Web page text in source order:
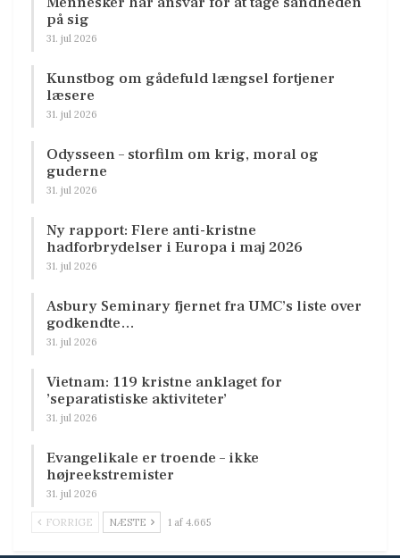
på sig
31. jul 2026
Kunstbog om gådefuld længsel fortjener
læsere
31. jul 2026
Odysseen – storfilm om krig, moral og
guderne
31. jul 2026
Ny rapport: Flere anti-kristne
hadforbrydelser i Europa i maj 2026
31. jul 2026
Asbury Seminary fjernet fra UMC’s liste over
godkendte…
31. jul 2026
Vietnam: 119 kristne anklaget for
’separatistiske aktiviteter’
31. jul 2026
Evangelikale er troende – ikke
højreekstremister
31. jul 2026
FORRIGE NÆSTE 1 af 4.665